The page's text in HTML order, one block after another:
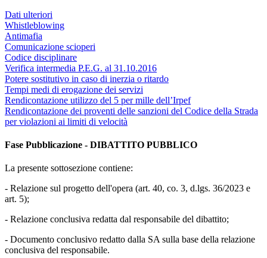
Dati ulteriori
Whistleblowing
Antimafia
Comunicazione scioperi
Codice disciplinare
Verifica intermedia P.E.G. al 31.10.2016
Potere sostitutivo in caso di inerzia o ritardo
Tempi medi di erogazione dei servizi
Rendicontazione utilizzo del 5 per mille dell’Irpef
Rendicontazione dei proventi delle sanzioni del Codice della Strada
per violazioni ai limiti di velocità
Fase Pubblicazione - DIBATTITO PUBBLICO
La presente sottosezione contiene:
- Relazione sul progetto dell'opera (art. 40, co. 3, d.lgs. 36/2023 e
art. 5);
- Relazione conclusiva redatta dal responsabile del dibattito;
- Documento conclusivo redatto dalla SA sulla base della relazione
conclusiva del responsabile.